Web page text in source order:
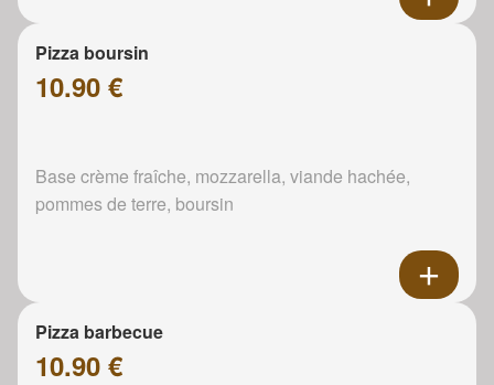
Pizza boursin
10.90 €
Base crème fraîche, mozzarella, viande hachée,
pommes de terre, boursin
Pizza barbecue
10.90 €